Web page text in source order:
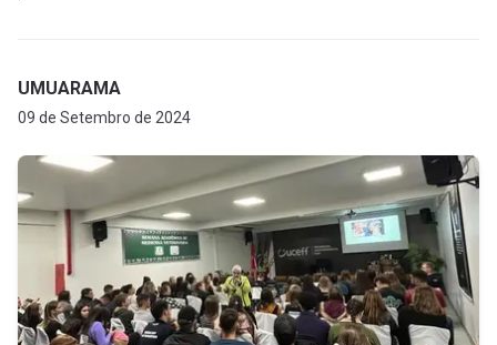
UMUARAMA
09 de Setembro de 2024